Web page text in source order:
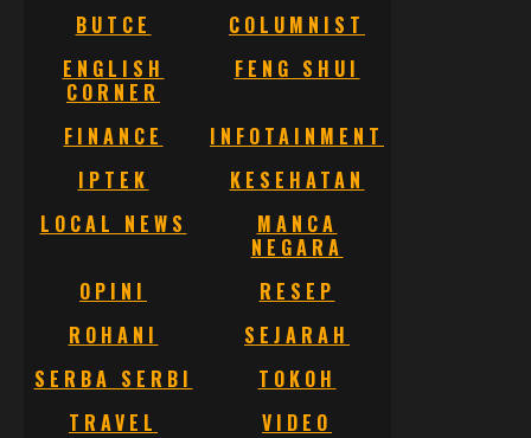
BUTCE
COLUMNIST
ENGLISH
CORNER
FENG SHUI
FINANCE
INFOTAINMENT
IPTEK
KESEHATAN
LOCAL NEWS
MANCA
NEGARA
OPINI
RESEP
ROHANI
SEJARAH
SERBA SERBI
TOKOH
TRAVEL
VIDEO